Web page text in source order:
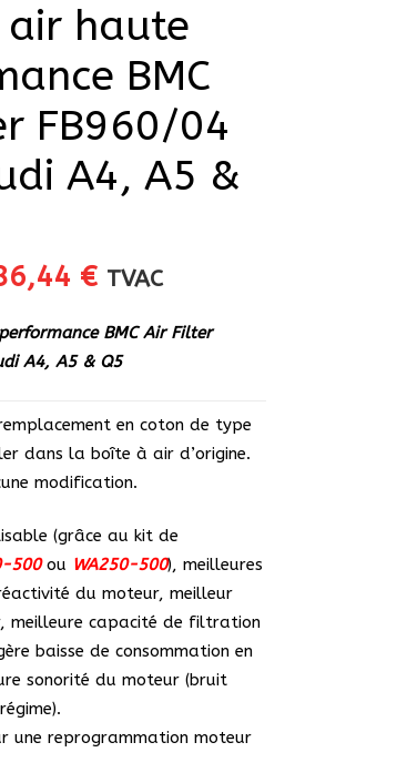
haute
BMC
FB960/04
A4, A5 &
:
€Le
actuel
est :
TVAC
BMC Air Filter
A4, A5 & Q5
en coton de type
dans la boîte à air d’origine.
modification.
(grâce au kit de
500ou WA250-500), meilleures
du moteur, meilleur
meilleure capacité de filtration
baisse de consommation en
sonorité du moteur (bruit
une reprogrammation moteur